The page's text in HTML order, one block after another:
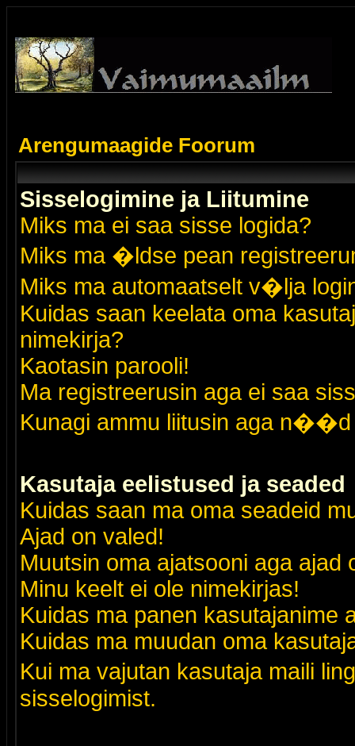
Arengumaagide Foorum
Sisselogimine ja Liitumine
Miks ma ei saa sisse logida?
Miks ma �ldse pean
Miks ma automaatselt v�lja
Kuidas saan keelata oma
nimekirja?
Kaotasin parooli!
Ma registreerusin aga ei saa
Kunagi ammu liitusin aga n��d
Kasutaja eelistused ja seaded
Kuidas saan ma oma seadeid
Ajad on valed!
Muutsin oma ajatsooni aga ajad
Minu keelt ei ole nimekirjas!
Kuidas ma panen kasutajanime
Kuidas ma muudan oma
Kui ma vajutan kasutaja maili
sisselogimist.